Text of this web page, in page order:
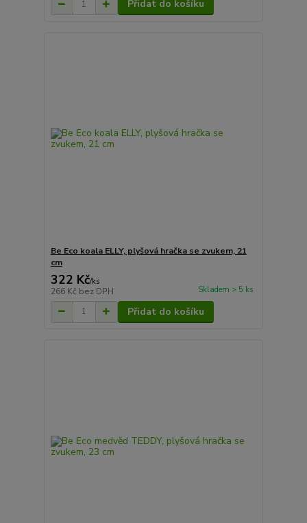
Přidat do košíku
Be Eco koala ELLY, plyšová hračka se zvukem, 21
cm
322 Kč/ks
266 Kč bez DPH Skladem > 5 ks
Přidat do košíku